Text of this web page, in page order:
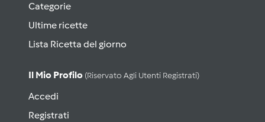
Categorie
Ultime ricette
Lista Ricetta del giorno
Il Mio Profilo (riservato Agli Utenti Registrati)
Accedi
Registrati